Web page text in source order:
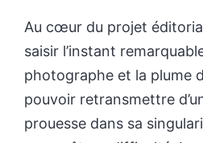
Au cœur du projet
saisir l’instant
photographe et la plume
pouvoir retransmettre
prouesse dans sa